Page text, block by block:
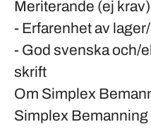
Meriterande (ej krav)
- Erfarenhet av
- God svenska och/
skrift
Om Simplex
Simplex